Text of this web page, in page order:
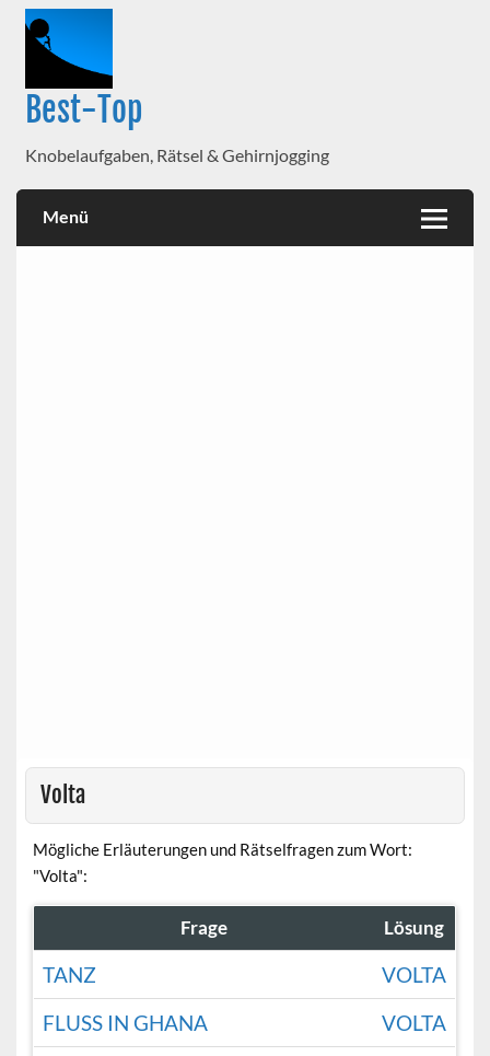
Best-Top
Knobelaufgaben, Rätsel & Gehirnjogging
Menü
Volta
Mögliche Erläuterungen und Rätselfragen zum Wort:
"Volta":
Frage Lösung
TANZ
VOLTA
FLUSS IN GHANA
VOLTA